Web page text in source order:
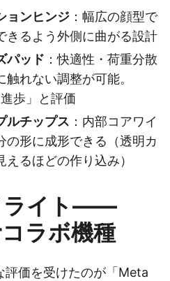
ョンヒンジ ：幅広の顔型で
きるよう外側に曲がる設計
パッド ：快適性・荷重分散
れない調整が可能。
歩」と評価
ルチップス ：内部コアワイ
の形に成形できる（透明カ
るほどの作り込み）
ライト——
ラボ機種
評価を受けたのが「Meta